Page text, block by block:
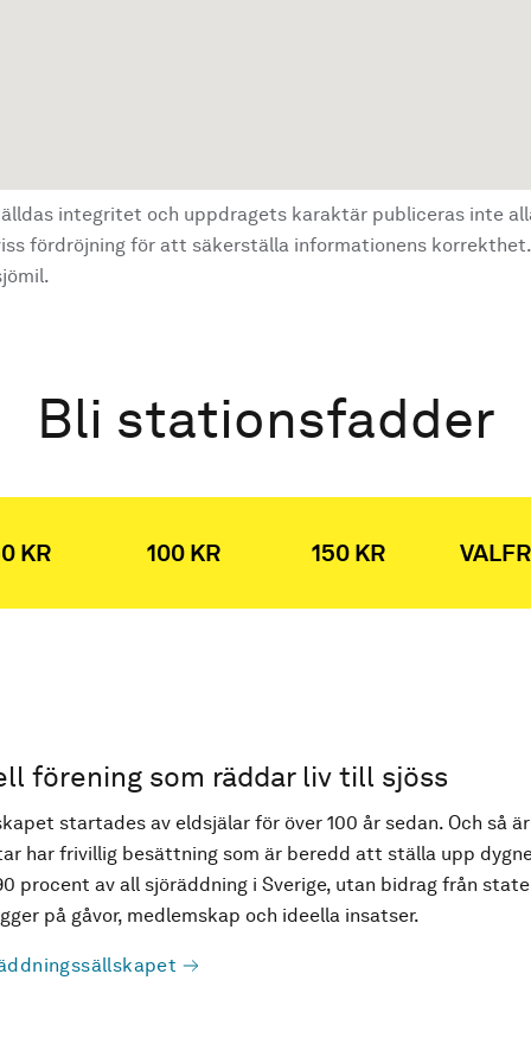
integritet och uppdragets karaktär publiceras inte
fördröjning för att säkerställa informationens
Bli stationsfadder
KR 100 KR 150 KR
förening som räddar liv till sjöss
startades av eldsjälar för över 100 år sedan. Och så
har frivillig besättning som är beredd att ställa upp
procent av all sjöräddning i Sverige, utan bidrag från
på gåvor, medlemskap och ideella insatser.